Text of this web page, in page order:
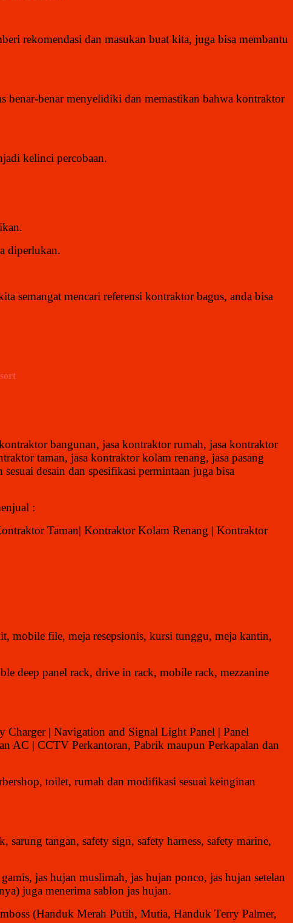
rekomendasi dan masukan buat kita, juga bisa membantu
benar-benar menyelidiki dan memastikan bahwa kontraktor
kelinci percobaan.
diperlukan.
semangat mencari referensi kontraktor bagus, anda bisa
bangunan, jasa kontraktor rumah, jasa kontraktor
taman, jasa kontraktor kolam renang, jasa pasang
desain dan spesifikasi permintaan juga bisa
:
Taman| Kontraktor Kolam Renang | Kontraktor
mobile file, meja resepsionis, kursi tunggu, meja kantin,
deep panel rack, drive in rack, mobile rack, mezzanine
| Navigation and Signal Light Panel | Panel
AC | CCTV Perkantoran, Pabrik maupun Perkapalan dan
toilet, rumah dan modifikasi sesuai keinginan
tangan, safety sign, safety harness, safety marine,
jas hujan muslimah, jas hujan ponco, jas hujan setelan
juga menerima sablon jas hujan.
(Handuk Merah Putih, Mutia, Handuk Terry Palmer,